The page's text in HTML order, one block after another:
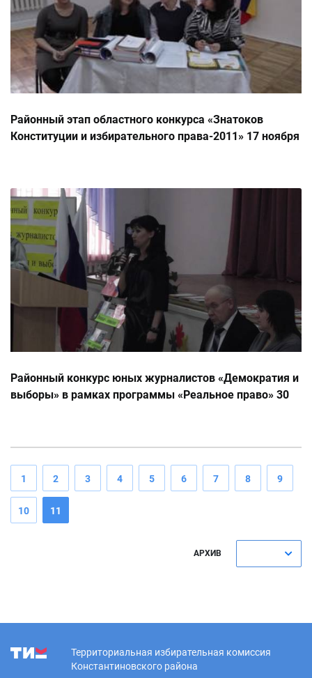
Районный этап областного конкурса «Знатоков
Конституции и избирательного права-2011» 17 ноября
Районный конкурс юных журналистов «Демократия и
выборы» в рамках программы «Реальное право» 30
1 2 3 4 5 6 7 8 9
10 11
АРХИВ
Территориальная избирательная комиссия
Константиновского района